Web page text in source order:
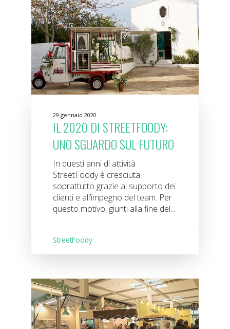
29 gennaio 2020
IL 2020 DI STREETFOODY:
UNO SGUARDO SUL FUTURO
In questi anni di attività
StreetFoody è cresciuta
soprattutto grazie al supporto dei
clienti e all’impegno del team. Per
questo motivo, giunti alla fine del...
StreetFoody